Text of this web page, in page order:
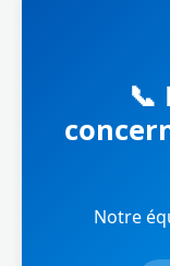
📞
Notre